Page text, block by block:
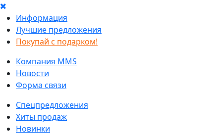
Информация
Лучшие предложения
Покупай с подарком!
Компания MMS
Новости
Форма связи
Спецпредложения
Хиты продаж
Новинки